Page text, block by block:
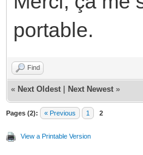
portable.
Find
« Next Oldest Next Newest »
Pages (2): « Previous 1 2
View a Printable Version